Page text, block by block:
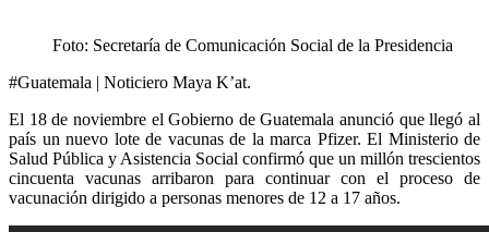
Foto: Secretaría de Comunicación Social de la Presidencia
#Guatemala | Noticiero Maya K’at.
El 18 de noviembre el Gobierno de Guatemala anunció que llegó al
país un nuevo lote de vacunas de la marca Pfizer. El Ministerio de
Salud Pública y Asistencia Social confirmó que un millón trescientos
cincuenta vacunas arribaron para continuar con el proceso de
vacunación dirigido a personas menores de 12 a 17 años.